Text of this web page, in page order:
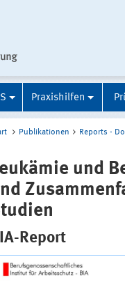
Praxishilfen
Publikationen Reports -
und
Report